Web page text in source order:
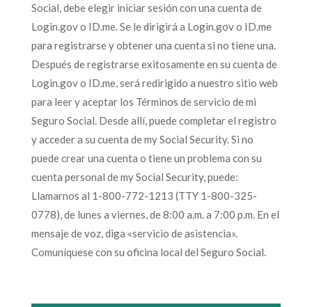
Social, debe elegir iniciar sesión con una cuenta de
Login.gov o ID.me. Se le dirigirá a Login.gov o ID.me
para registrarse y obtener una cuenta si no tiene una.
Después de registrarse exitosamente en su cuenta de
Login.gov o ID.me, será redirigido a nuestro sitio web
para leer y aceptar los Términos de servicio de mi
Seguro Social. Desde allí, puede completar el registro
y acceder a su cuenta de my Social Security. Si no
puede crear una cuenta o tiene un problema con su
cuenta personal de my Social Security, puede:
Llamarnos al 1-800-772-1213 (TTY 1-800-325-
0778), de lunes a viernes, de 8:00 a.m. a 7:00 p.m. En el
mensaje de voz, diga «servicio de asistencia».
Comuníquese con su oficina local del Seguro Social.